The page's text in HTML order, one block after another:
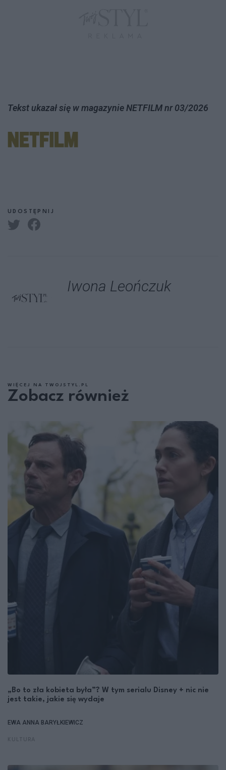
Tekst ukazał się w magazynie NETFILM nr 03/2026
UDOSTĘPNIJ
Iwona Leończuk
WIĘCEJ NA TWOJSTYL.PL
Zobacz również
„Bo to zła kobieta była”? W tym serialu Disney + nic nie
jest takie, jakie się wydaje
EWA ANNA BARYŁKIEWICZ